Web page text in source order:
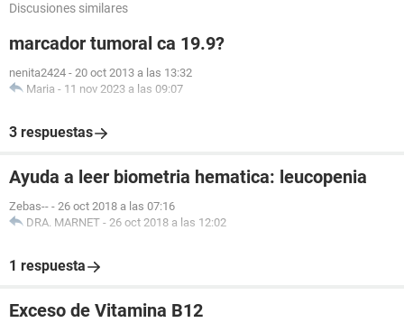
Discusiones similares
marcador tumoral ca 19.9?
nenita2424 - 20 oct 2013 a las 13:32
Maria - 11 nov 2023 a las 09:07
3 respuestas
Ayuda a leer biometria hematica: leucopenia
Zebas-- - 26 oct 2018 a las 07:16
DRA. MARNET - 26 oct 2018 a las 12:02
1 respuesta
Exceso de Vitamina B12